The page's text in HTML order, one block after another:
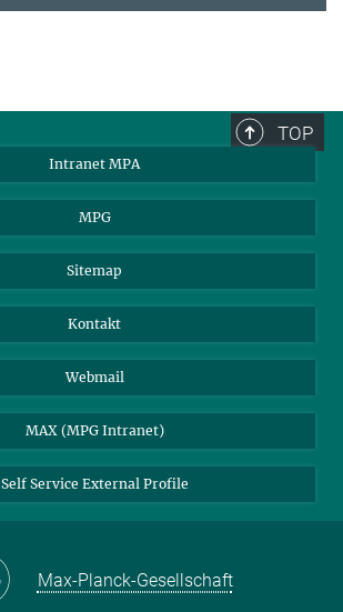
TOP
Intranet MPA
MPG
Sitemap
Kontakt
Webmail
MAX (MPG Intranet)
Self Service External Profile
Max-Planck-Gesellschaft